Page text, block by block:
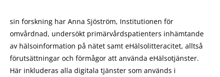
sin forskning har Anna Sjöström, Institutionen för
omvårdnad, undersökt primärvårdspatienters inhämtande
av hälsoinformation på nätet samt eHälsolitteracitet, alltså
förutsättningar och förmågor att använda eHälsotjänster.
Här inkluderas alla digitala tjänster som används i